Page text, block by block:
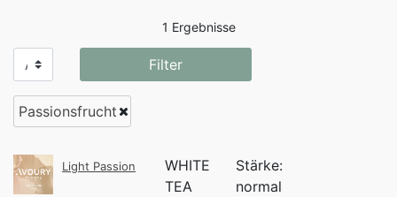
1 Ergebnisse
Filter
Passionsfrucht
Light Passion
WHITE
TEA
Stärke:
normal